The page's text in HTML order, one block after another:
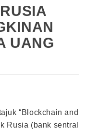
UANG
“Blockchain and
Rusia (bank sentral